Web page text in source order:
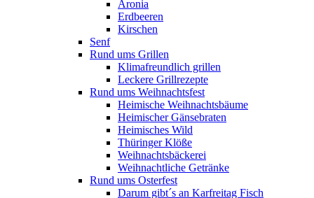
Aronia
Erdbeeren
Kirschen
Senf
Rund ums Grillen
Klimafreundlich grillen
Leckere Grillrezepte
Rund ums Weihnachtsfest
Heimische Weihnachtsbäume
Heimischer Gänsebraten
Heimisches Wild
Thüringer Klöße
Weihnachtsbäckerei
Weihnachtliche Getränke
Rund ums Osterfest
Darum gibt´s an Karfreitag Fisch